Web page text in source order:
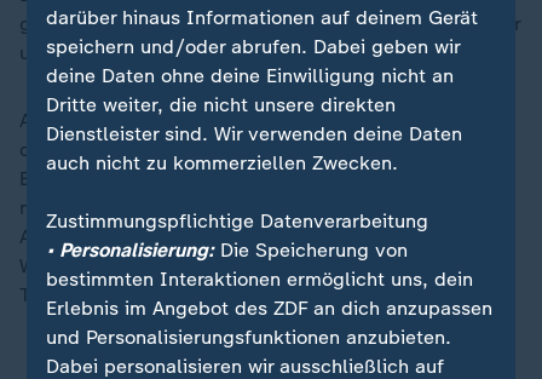
gemeinsam versäumt haben - und daran orientieren wir
uns."
Auf die Forderung von US-Präsident Donald Trump,
dass die Nato-Staaten fünf Prozent ihres
Bruttoinlandsprodukts ausgeben sollten, ging Merz
nicht direkt ein, auch nicht auf die Äußerung seines
Außenministers Johann Wadephul (CDU) dazu.
Wadephul hatte sich bei einem Nato-Treffen in der
Türkei öffentlich hinter die Forderung Trumps gestellt.
Verteidigungsbudget soll steigen: Fünf Prozent
darüber hinaus Informationen auf deinem Gerät
speichern und/oder abrufen. Dabei geben wir
deine Daten ohne deine Einwilligung nicht an
Dritte weiter, die nicht unsere direkten
Dienstleister sind. Wir verwenden deine Daten
auch nicht zu kommerziellen Zwecken.
Zustimmungspflichtige Datenverarbeitung
• Personalisierung:Die Speicherung von
bestimmten Interaktionen ermöglicht uns, dein
Erlebnis im Angebot des ZDF an dich anzupassen
und Personalisierungsfunktionen anzubieten.
Dabei personalisieren wir ausschließlich auf